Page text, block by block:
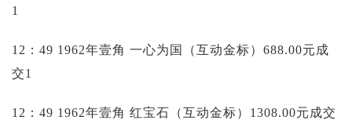
1
12：49 1962年壹角 一心为国（互动金标）688.00元成
交1
12：49 1962年壹角 红宝石（互动金标）1308.00元成交